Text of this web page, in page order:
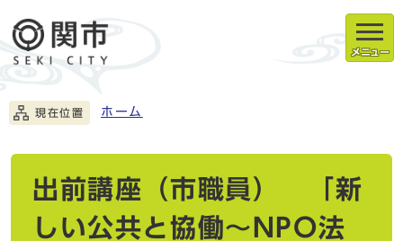
メニュー
現在位置 ホーム
出前講座（市職員） 「新
しい公共と協働～NPO法